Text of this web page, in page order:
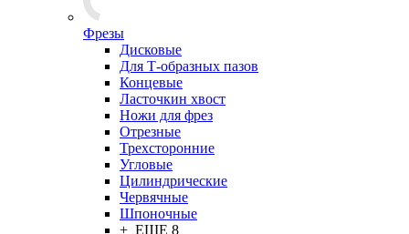
Фрезы
Дисковые
Для Т-образных пазов
Концевые
Ласточкин хвост
Ножи для фрез
Отрезные
Трехсторонние
Угловые
Цилиндрические
Червячные
Шпоночные
+ ЕЩЕ 8